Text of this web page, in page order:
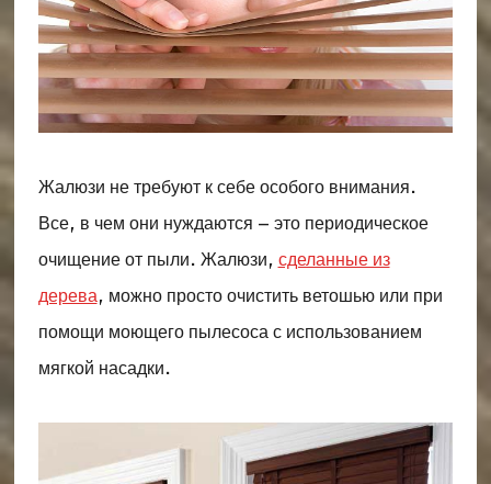
Жалюзи не требуют к себе особого внимания.
Все, в чем они нуждаются – это периодическое
очищение от пыли. Жалюзи, сделанные из
дерева, можно просто очистить ветошью или при
помощи моющего пылесоса с использованием
мягкой насадки.